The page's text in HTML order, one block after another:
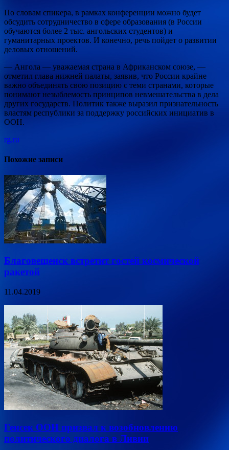
По словам спикера, в рамках конференции можно будет
обсудить сотрудничество в сфере образования (в России
обучаются более 2 тыс. ангольских студентов) и
гуманитарных проектов. И конечно, речь пойдет о развитии
деловых отношений.
— Ангола — уважаемая страна в Африканском союзе, —
отметил глава нижней палаты, заявив, что России крайне
важно объединять свою позицию с теми странами, которые
понимают незыблемость принципов невмешательства в дела
других государств. Политик также выразил признательность
властям республики за поддержку российских инициатив в
ООН.
rg.ru
Похожие записи
Благовещенск встретит гостей космической
ракетой
11.04.2019
Генсек ООН призвал к возобновлению
политического диалога в Ливии